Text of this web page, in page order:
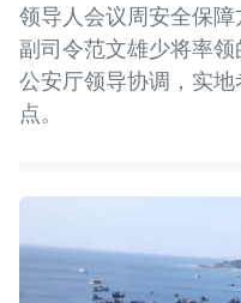
领导人会议周安全保障
副司令范文雄少将率
公安厅领导协调，实
点。